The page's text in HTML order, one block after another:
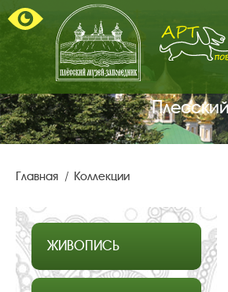
Главная
страница.
Главная Коллекции
ЖИВОПИСЬ